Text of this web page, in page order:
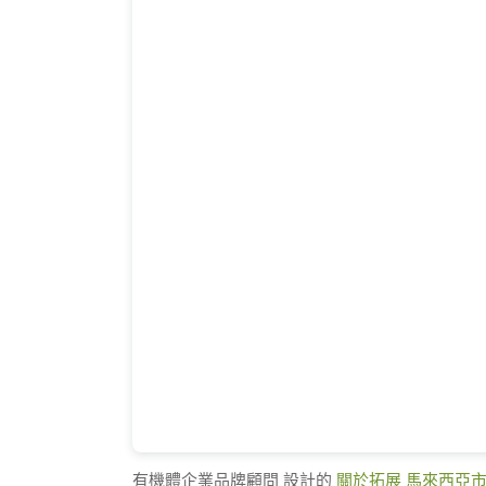
有機體企業品牌顧問 設計的 關於拓展 馬來西亞